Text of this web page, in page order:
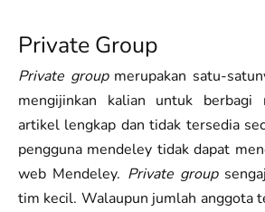
Private Group
Private groupmerupakan satu-
mengijinkan kalian untuk
artikel lengkap dan tidak tersedia
pengguna mendeley tidak dapat
web Mendeley. Private group
tim kecil. Walaupun jumlah anggota